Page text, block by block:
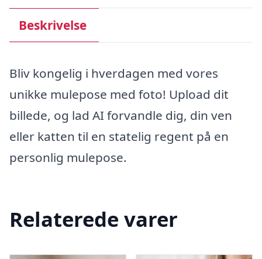
Beskrivelse
Bliv kongelig i hverdagen med vores
unikke mulepose med foto! Upload dit
billede, og lad AI forvandle dig, din ven
eller katten til en statelig regent på en
personlig mulepose.
Relaterede varer